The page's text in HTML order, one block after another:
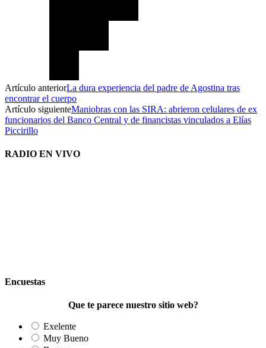
Artículo anteriorLa dura experiencia del padre de Agostina tras
encontrar el cuerpo
Artículo siguienteManiobras con las SIRA: abrieron celulares de ex
funcionarios del Banco Central y de financistas vinculados a Elías
Piccirillo
RADIO EN VIVO
Encuestas
Que te parece nuestro sitio web?
Exelente
Muy Bueno